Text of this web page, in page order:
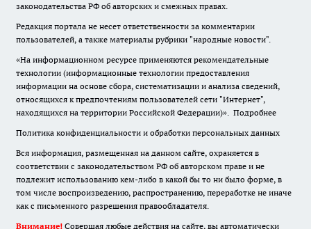
законодательства РФ об авторских и смежных правах.
Редакция портала не несет ответственности за комментарии
пользователей, а также материалы рубрики "народные новости".
«На информационном ресурсе применяются рекомендательные
технологии (информационные технологии предоставления
информации на основе сбора, систематизации и анализа сведений,
относящихся к предпочтениям пользователей сети "Интернет",
находящихся на территории Российской Федерации)». Подробнее
Политика конфиденциальности и обработки персональных данных
Вся информация, размещенная на данном сайте, охраняется в
соответствии с законодательством РФ об авторском праве и не
подлежит использованию кем-либо в какой бы то ни было форме, в
том числе воспроизведению, распространению, переработке не иначе
как с письменного разрешения правообладателя.
Внимание! Совершая любые действия на сайте, вы автоматически